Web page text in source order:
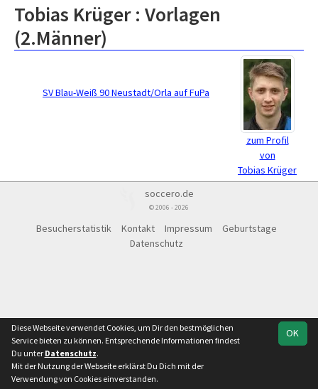
Tobias Krüger : Vorlagen
(2.Männer)
zum Profil
von
Tobias Krüger
SV Blau-Weiß 90 Neustadt/Orla auf FuPa
soccero.de
© 2006 - 2026
Besucherstatistik Kontakt Impressum
Geburtstage
Datenschutz
OK
Diese Webseite verwendet Cookies, um Dir den bestmöglichen
Service bieten zu können. Entsprechende Informationen findest
Du unter Datenschutz.
Mit der Nutzung der Webseite erklärst Du Dich mit der
Verwendung von Cookies einverstanden.